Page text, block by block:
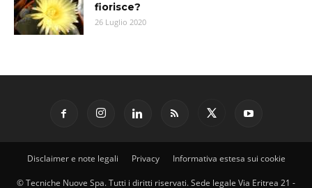
fiorisce?
26 Luglio 2020
Disclaimer e note legali Privacy Informativa estesa sui cookie
© Tecniche Nuove Spa. Tutti i diritti riservati. Sede legale Via Eritrea 21 -